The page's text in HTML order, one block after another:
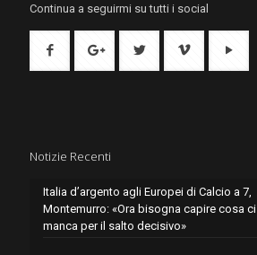
Continua a seguirmi su tutti i social
Notizie Recenti
Italia d’argento agli Europei di Calcio a 7,
Montemurro: «Ora bisogna capire cosa ci
manca per il salto decisivo»